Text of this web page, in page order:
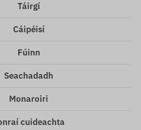
Táirgí
Cáipéisí
Fúinn
Seachadadh
Monaroiri
cuideachta